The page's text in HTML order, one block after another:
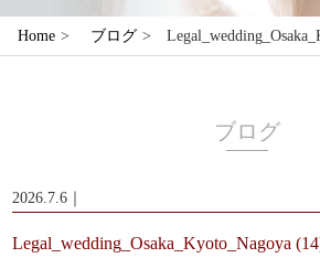
Home > ブログ >
ブログ
2026.7.6｜
Legal_wedding_Osaka_Kyoto_Nagoya